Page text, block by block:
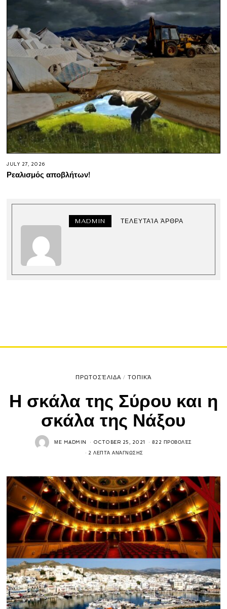
JULY 27, 2026
Ρεαλισμός αποβλήτων!
MADMIN ΤΕΛΕΥΤΑΊΑ ΆΡΘΡΑ
ΠΡΩΤΟΣΈΛΙΔΑ / ΤΟΠΙΚΆ
Η σκάλα της Σύρου και η
σκάλα της Νάξου
ΜΕ MADMIN OCTOBER 25, 2021 822 ΠΡΟΒΟΛΈΣ
2 ΛΕΠΤΆ ΑΝΆΓΝΩΣΗΣ